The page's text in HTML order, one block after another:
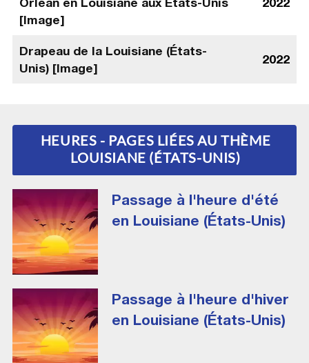
[Image]
Drapeau de la Louisiane (États-
Unis) [Image]
2022
HEURES - PAGES LIÉES AU THÈME
LOUISIANE (ÉTATS-UNIS)
Passage à l'heure d'été
en Louisiane (États-Unis)
Passage à l'heure d'hiver
en Louisiane (États-Unis)